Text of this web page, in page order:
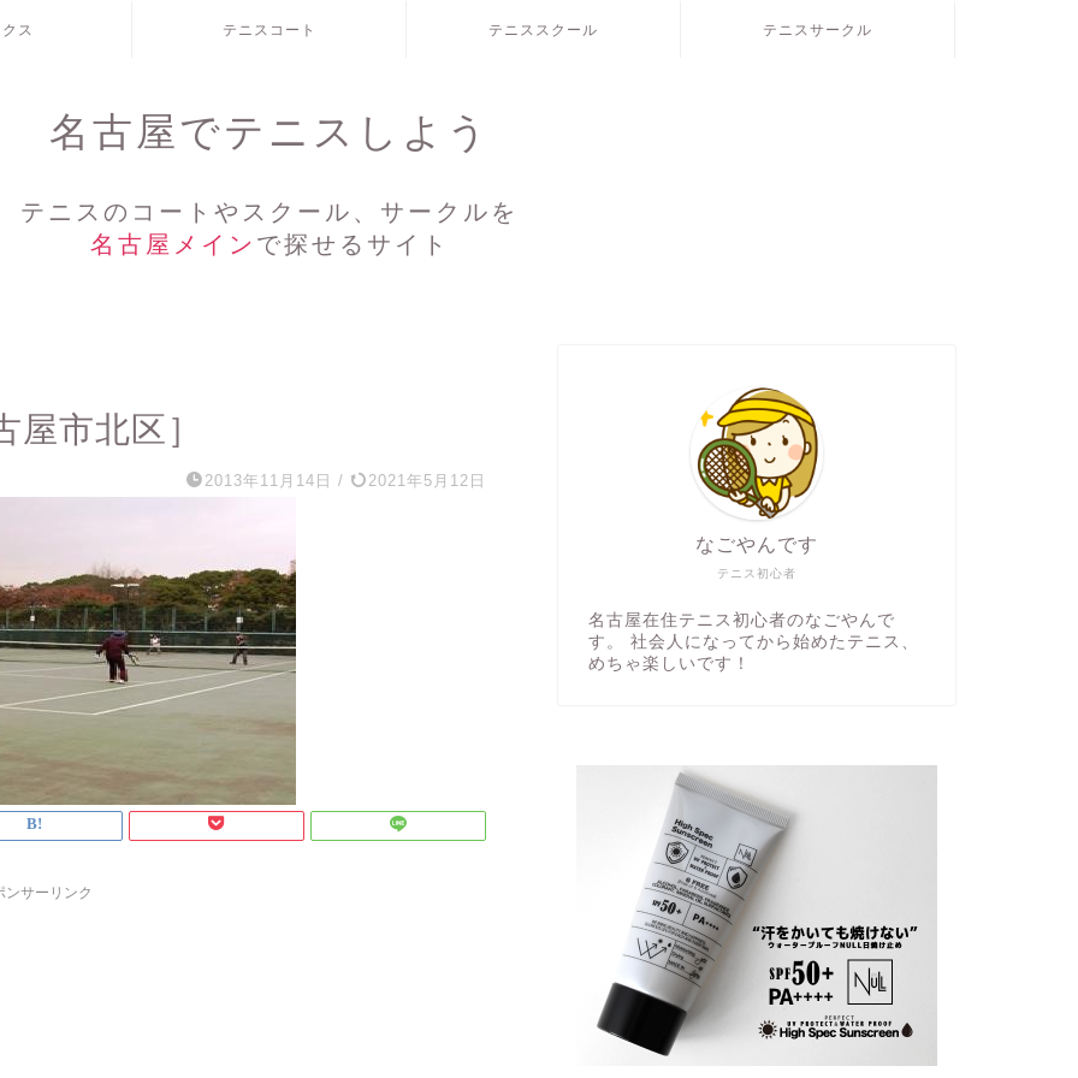
ス テニスコート テニススクール テニスサークル
名古屋でテニスしよう
テニスのコートやスクール、サークルを
名古屋メイン で探せるサイト
市北区］
2013年11月14日 / 2021年5月12日
ンサーリンク
テニス初心者
なごやんです
名古屋在住テニス初心者のなごやんで
す。 社会人になってから始めたテニス、
めちゃ楽しいです！